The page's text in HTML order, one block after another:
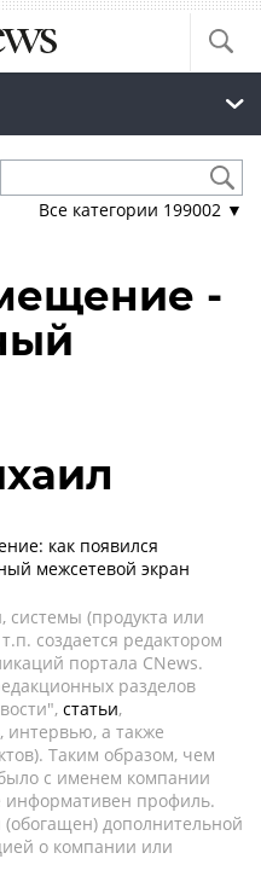
Все категории 199002 ▼
-
как появился
межсетевой экран
(продукта или
создается редактором
портала CNews.
разделов
статьи,
интервью, а также
Таким образом, чем
с именем компании
информативен профиль.
дополнительной
о компании или